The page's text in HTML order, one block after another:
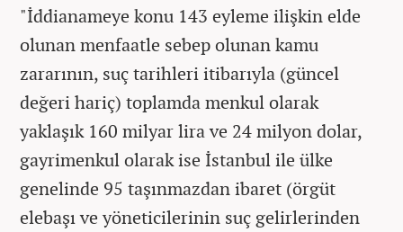
"İddianameye konu 143 eyleme ilişkin elde
olunan menfaatle sebep olunan kamu
zararının, suç tarihleri itibarıyla (güncel
değeri hariç) toplamda menkul olarak
yaklaşık 160 milyar lira ve 24 milyon dolar,
gayrimenkul olarak ise İstanbul ile ülke
genelinde 95 taşınmazdan ibaret (örgüt
elebaşı ve yöneticilerinin suç gelirlerinden